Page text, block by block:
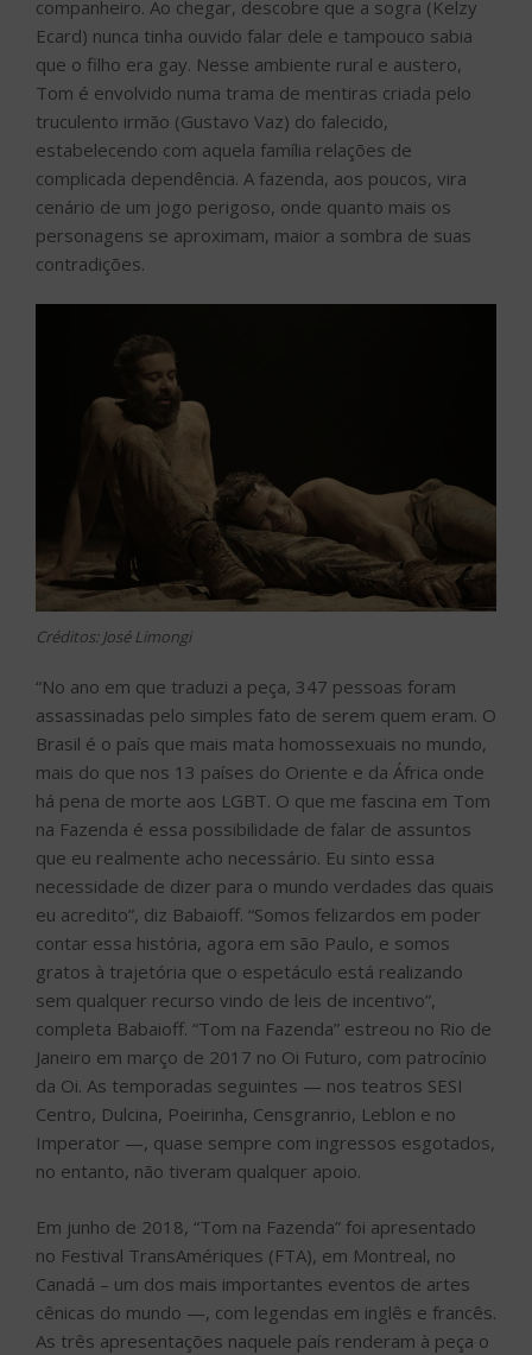
companheiro. Ao chegar, descobre que a sogra (Kelzy
Ecard) nunca tinha ouvido falar dele e tampouco sabia
que o filho era gay. Nesse ambiente rural e austero,
Tom é envolvido numa trama de mentiras criada pelo
truculento irmão (Gustavo Vaz) do falecido,
estabelecendo com aquela família relações de
complicada dependência. A fazenda, aos poucos, vira
cenário de um jogo perigoso, onde quanto mais os
personagens se aproximam, maior a sombra de suas
contradições.
Créditos: José Limongi
“No ano em que traduzi a peça, 347 pessoas foram
assassinadas pelo simples fato de serem quem eram. O
Brasil é o país que mais mata homossexuais no mundo,
mais do que nos 13 países do Oriente e da África onde
há pena de morte aos LGBT. O que me fascina em Tom
na Fazenda é essa possibilidade de falar de assuntos
que eu realmente acho necessário. Eu sinto essa
necessidade de dizer para o mundo verdades das quais
eu acredito”, diz Babaioff. “Somos felizardos em poder
contar essa história, agora em são Paulo, e somos
gratos à trajetória que o espetáculo está realizando
sem qualquer recurso vindo de leis de incentivo”,
completa Babaioff. “Tom na Fazenda” estreou no Rio de
Janeiro em março de 2017 no Oi Futuro, com patrocínio
da Oi. As temporadas seguintes — nos teatros SESI
Centro, Dulcina, Poeirinha, Censgranrio, Leblon e no
Imperator —, quase sempre com ingressos esgotados,
no entanto, não tiveram qualquer apoio.
Em junho de 2018, “Tom na Fazenda” foi apresentado
no Festival TransAmériques (FTA), em Montreal, no
Canadá – um dos mais importantes eventos de artes
cênicas do mundo —, com legendas em inglês e francês.
As três apresentações naquele país renderam à peça o